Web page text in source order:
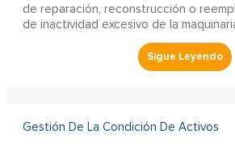
de reparación, reconstrucción o
de inactividad excesivo de la
Gestión De La Condición De Activos